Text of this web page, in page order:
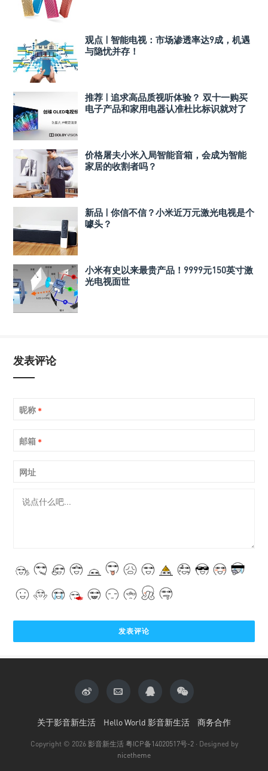
观点 | 智能电视：市场渗透率达9成，机遇
与隐忧并存！
推荐 | 追求高品质视听体验？ 双十一购买
电子产品和家用电器认准杜比标识就对了
价格屠夫小米入局智能音箱，会成为智能
家居的收割者吗？
新品 | 你信不信？小米近万元激光电视是个
噱头？
小米有史以来最贵产品！9999元150英寸激
光电视面世
发表评论
昵称 *
邮箱 *
网址
关于影音新生活 Hello World 影音新生活 商务合作
Copyright © 2026 影音新生活 粤ICP备14020517号-2 · Designed by
nicetheme